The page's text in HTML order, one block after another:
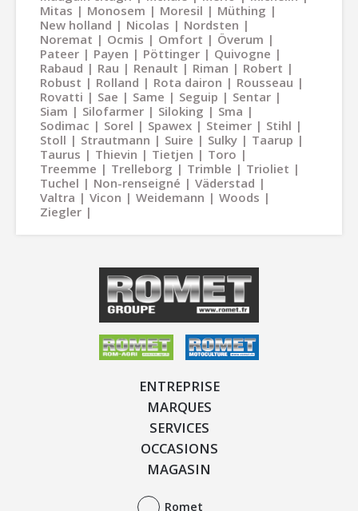
Mitas
Monosem Moresil
Müthing
New holland
Nicolas
Nordsten
Noremat
Ocmis Omfort
Överum
Pateer
Payen Pöttinger
Quivogne
Rabaud
Rau Renault Riman
Robert
Robust
Rolland Rota dairon
Rousseau
Rovatti
Sae Same Seguip
Sentar
Siam
Silofarmer Siloking
Sma
Sodimac
Sorel Spawex Steimer
Stihl
Stoll
Strautmann Suire Sulky
Taarup
Taurus
Thievin Tietjen
Toro
Treemme
Trelleborg Trimble
Trioliet
Tuchel
Non-renseigné
Väderstad
Valtra
Vicon Weidemann
Woods
Ziegler
ENTREPRISE
MARQUES
SERVICES
OCCASIONS
MAGASIN
Romet